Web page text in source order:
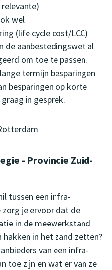
wel
(life cycle cost/LCC)
de aanbestedingswet al
om toe te passen.
termijn besparingen
besparingen op korte
in gesprek.
- Provincie Zuid-
tussen een infra-
zorg je ervoor dat de
in de meewerkstand
in het zand zetten?
van een infra-
toe zijn en wat er van ze